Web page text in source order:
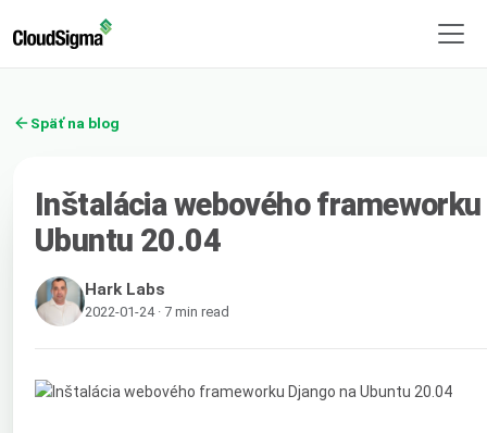
Späť na blog
Inštalácia webového frameworku
Ubuntu 20.04
Hark Labs
2022-01-24 · 7 min read